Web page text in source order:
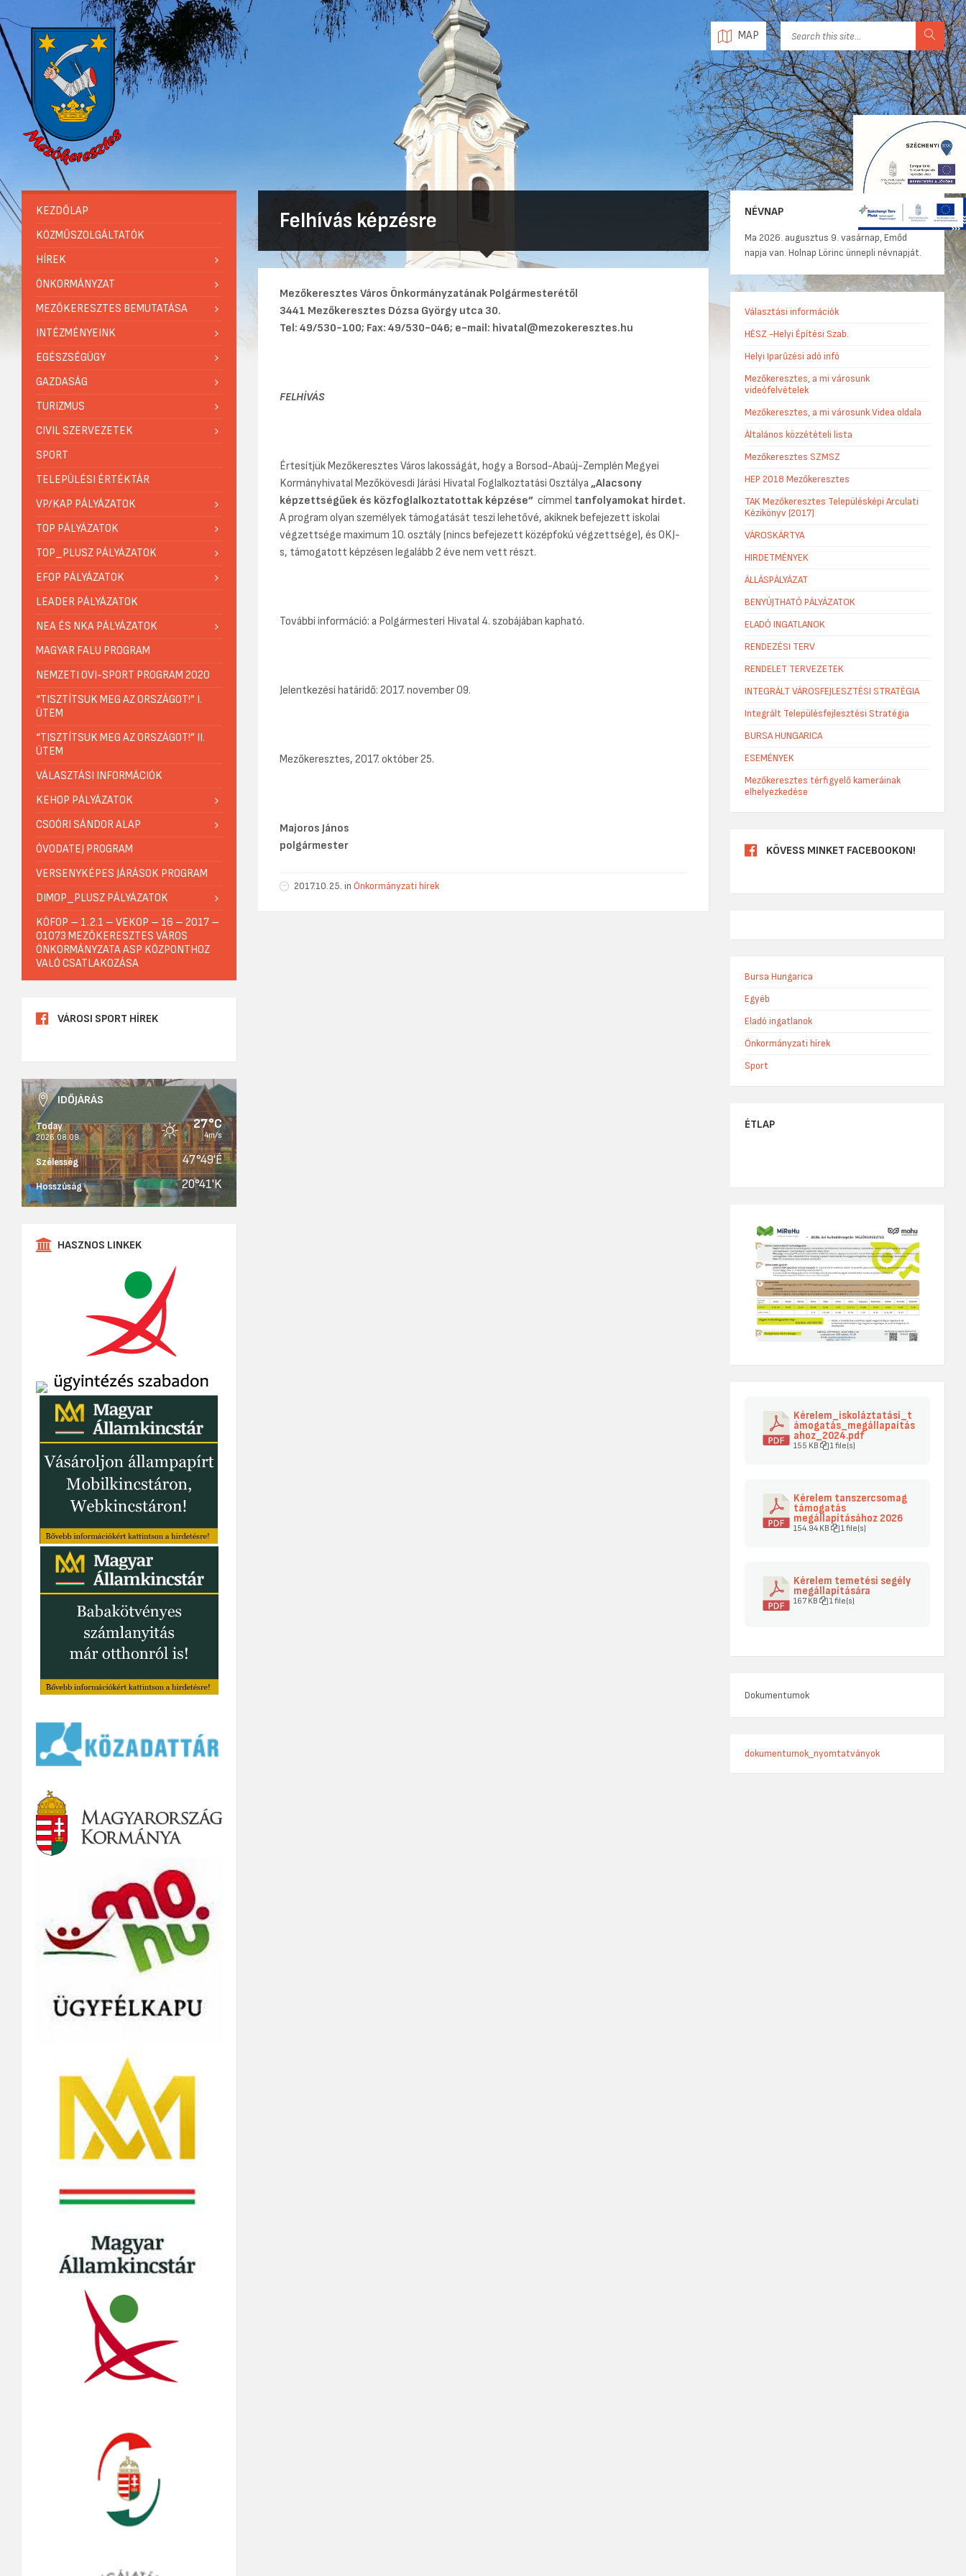
MAP
Felhívás képzésre
Mezőkeresztes Város Önkormányzatának Polgármesterétől
3441 Mezőkeresztes Dózsa György utca 30.
Tel: 49/530-100; Fax: 49/530-046; e-mail: hivatal@mezokeresztes.hu
FELHÍVÁS
Értesítjük Mezőkeresztes Város lakosságát, hogy a Borsod-Abaúj-Zemplén Megyei
Kormányhivatal Mezőkövesdi Járási Hivatal Foglalkoztatási Osztálya „Alacsony
képzettségűek és közfoglalkoztatottak képzése”címmel tanfolyamokat hirdet.
A program olyan személyek támogatását teszi lehetővé, akiknek befejezett iskolai
végzettsége maximum 10. osztály (nincs befejezett középfokú végzettsége), és OKJ-
s, támogatott képzésen legalább 2 éve nem vett részt.
További információ: a Polgármesteri Hivatal 4. szobájában kapható.
Jelentkezési határidő: 2017. november 09.
Mezőkeresztes, 2017. október 25.
Majoros János
polgármester
2017.10.25. in Önkormányzati hírek
KEZDŐLAP
KÖZMŰSZOLGÁLTATÓK
HÍREK
ÖNKORMÁNYZAT
MEZŐKERESZTES BEMUTATÁSA
INTÉZMÉNYEINK
EGÉSZSÉGÜGY
GAZDASÁG
TURIZMUS
CIVIL SZERVEZETEK
SPORT
TELEPÜLÉSI ÉRTÉKTÁR
VP/KAP PÁLYÁZATOK
TOP PÁLYÁZATOK
TOP_PLUSZ PÁLYÁZATOK
EFOP PÁLYÁZATOK
LEADER PÁLYÁZATOK
NEA ÉS NKA PÁLYÁZATOK
MAGYAR FALU PROGRAM
NEMZETI OVI-SPORT PROGRAM 2020
“TISZTÍTSUK MEG AZ ORSZÁGOT!” I.
ÜTEM
“TISZTÍTSUK MEG AZ ORSZÁGOT!” II.
ÜTEM
VÁLASZTÁSI INFORMÁCIÓK
KEHOP PÁLYÁZATOK
CSOÓRI SÁNDOR ALAP
ÓVODATEJ PROGRAM
VERSENYKÉPES JÁRÁSOK PROGRAM
DIMOP_PLUSZ PÁLYÁZATOK
KÖFOP – 1.2.1 – VEKOP – 16 – 2017 –
01073 MEZŐKERESZTES VÁROS
ÖNKORMÁNYZATA ASP KÖZPONTHOZ
VALÓ CSATLAKOZÁSA
VÁROSI SPORT HÍREK
IDŐJÁRÁS
Today
2026.08.09.
27°C
4m/s
Szélesség 47°49'É
Hosszúság 20°41'K
HASZNOS LINKEK
NÉVNAP
Ma 2026. augusztus 9. vasárnap, Emőd
napja van. Holnap Lörinc ünnepli névnapját.
Választási információk
HÉSZ -Helyi Építési Szab.
Helyi Iparűzési adó infó
Mezőkeresztes, a mi városunk
videófelvételek
Mezőkeresztes, a mi városunk Videa oldala
Általános közzétételi lista
Mezőkeresztes SZMSZ
HEP 2018 Mezőkeresztes
TAK Mezőkeresztes Településképi Arculati
Kézikönyv (2017)
VÁROSKÁRTYA
HIRDETMÉNYEK
ÁLLÁSPÁLYÁZAT
BENYÚJTHATÓ PÁLYÁZATOK
ELADÓ INGATLANOK
RENDEZÉSI TERV
RENDELET TERVEZETEK
INTEGRÁLT VÁROSFEJLESZTÉSI STRATÉGIA
Integrált Településfejlesztési Stratégia
BURSA HUNGARICA
ESEMÉNYEK
Mezőkeresztes térfigyelő kameráinak
elhelyezkedése
KÖVESS MINKET FACEBOOKON!
Bursa Hungarica
Egyéb
Eladó ingatlanok
Önkormányzati hírek
Sport
ÉTLAP
Kérelem_iskoláztatási_t
ámogatás_megállapaítás
ahoz_2024.pdf
155 KB 1 file(s)
Kérelem tanszercsomag
támogatás
megállapításához 2026
154.94 KB 1 file(s)
Kérelem temetési segély
megállapítására
167 KB 1 file(s)
Dokumentumok
dokumentumok_nyomtatványok